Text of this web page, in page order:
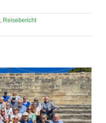
, Reisebericht